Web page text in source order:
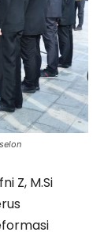
Z, M.Si